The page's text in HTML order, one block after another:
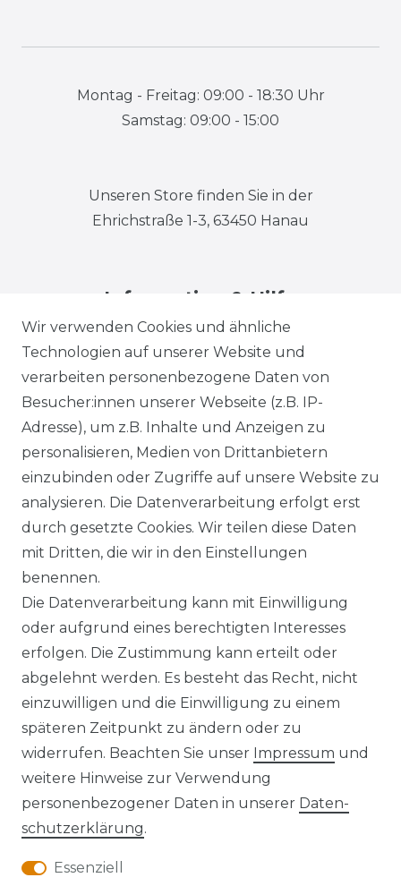
Wir verwenden Cookies und ähnliche
Technologien auf unserer Website und
verarbeiten personenbezogene Daten von
Besucher:innen unserer Webseite (z.B. IP-
Adresse), um z.B. Inhalte und Anzeigen zu
personalisieren, Medien von Drittanbietern
einzubinden oder Zugriffe auf unsere Website zu
analysieren. Die Datenverarbeitung erfolgt erst
durch gesetzte Cookies. Wir teilen diese Daten
mit Dritten, die wir in den Einstellungen
benennen.
Die Datenverarbeitung kann mit Einwilligung
oder aufgrund eines berechtigten Interesses
erfolgen. Die Zustimmung kann erteilt oder
abgelehnt werden. Es besteht das Recht, nicht
einzuwilligen und die Einwilligung zu einem
späteren Zeitpunkt zu ändern oder zu
widerrufen. Beachten Sie unser Impressum und
weitere Hinweise zur Verwendung
personenbezogener Daten in unserer Daten­
schutz­erklärung.
Essenziell
Montag - Freitag: 09:00 - 18:30 Uhr
Samstag: 09:00 - 15:00
Unseren Store finden Sie in der
Ehrichstraße 1-3, 63450 Hanau
Information & Hilfe
Impressum Daten­schutz­erklärung
AGB Barrierefreiheitserklärung
Widerrufs­recht
VERTRAG WIDERRUFEN Kontakt